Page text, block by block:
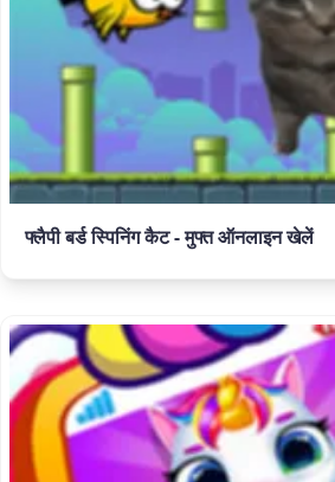
फ्लैपी बर्ड स्पिनिंग कैट - मुफ्त ऑनलाइन खेलें